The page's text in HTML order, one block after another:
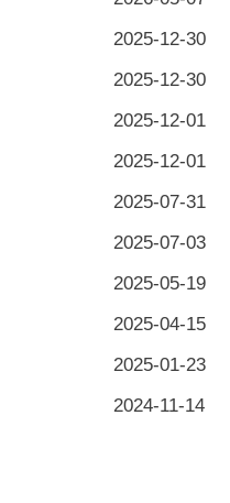
2025-12-30
2025-12-30
2025-12-01
2025-12-01
2025-07-31
2025-07-03
2025-05-19
2025-04-15
2025-01-23
2024-11-14